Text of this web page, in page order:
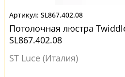
SL867.402.08
Потолочная люстра
SL867.402.08
ST Luce (Италия)